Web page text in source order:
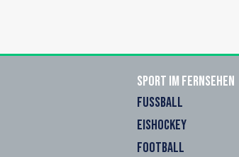
Sport im Fernsehen
FUSSBALL
EISHOCKEY
FOOTBALL